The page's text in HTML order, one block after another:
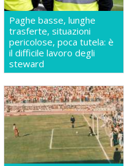
Paghe basse, lunghe
trasferte, situazioni
pericolose, poca tutela: è
il difficile lavoro degli
steward